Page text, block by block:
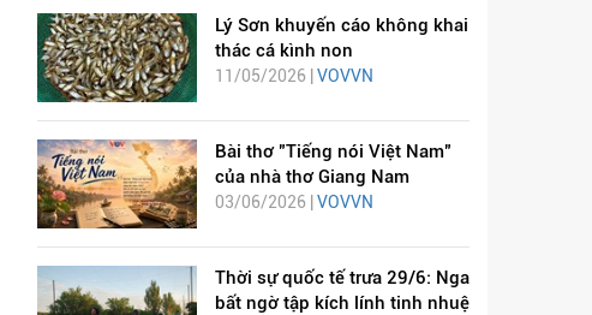
Lý Sơn khuyến cáo không khai
thác cá kình non
11/05/2026 |VOVVN
Bài thơ "Tiếng nói Việt Nam"
của nhà thơ Giang Nam
03/06/2026 | VOVVN
Thời sự quốc tế trưa 29/6: Nga
bất ngờ tập kích lính tinh nhuệ